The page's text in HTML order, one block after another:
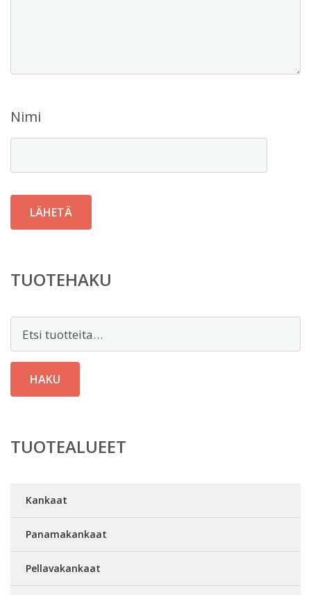
Nimi
TUOTEHAKU
HAKU
TUOTEALUEET
Kankaat
Panamakankaat
Pellavakankaat